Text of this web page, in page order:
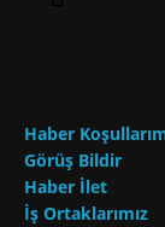
Haber
Görüş Bildir
Haber İlet
İş Ortaklarımız